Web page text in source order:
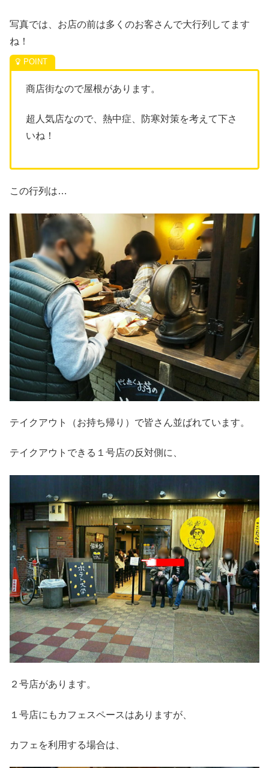
写真では、お店の前は多くのお客さんで大行列してます
ね！
商店街なので屋根があります。
超人気店なので、熱中症、防寒対策を考えて下さ
いね！
この行列は…
テイクアウト（お持ち帰り）で皆さん並ばれています。
テイクアウトできる１号店の反対側に、
２号店があります。
１号店にもカフェスペースはありますが、
カフェを利用する場合は、